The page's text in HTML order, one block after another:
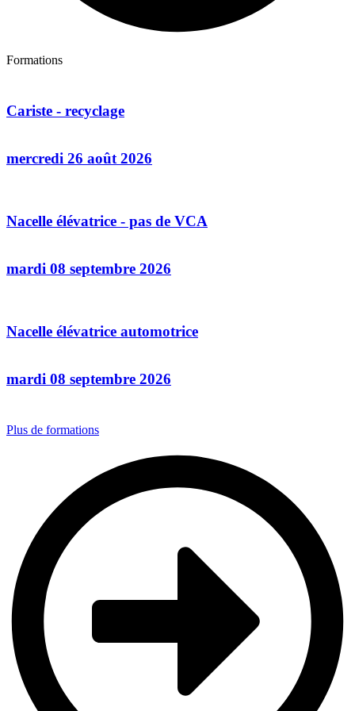
Formations
Cariste - recyclage
mercredi 26 août 2026
Nacelle élévatrice - pas de VCA
mardi 08 septembre 2026
Nacelle élévatrice automotrice
mardi 08 septembre 2026
Plus de formations